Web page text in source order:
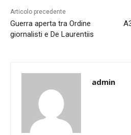
Articolo precedente
Guerra aperta tra Ordine
giornalisti e De Laurentiis
admin